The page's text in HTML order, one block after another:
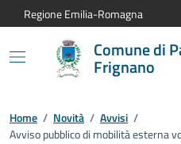
Vai al contenuto principale
Vai alla navigazione del sito
Vai al piede di pagina
Regione Emilia-Romagna
Comune di
Frignano
Home / Novità / Avvisi /
Avviso pubblico di mobilità esterna